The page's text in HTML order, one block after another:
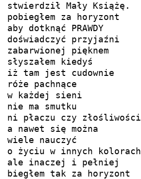
stwierdził Mały Książę.
pobiegłem za horyzont
aby dotknąć PRAWDY
doświadczyć przyjaźni
zabarwionej pięknem
słyszałem kiedyś
iż tam jest cudownie
róże pachnące
w każdej sieni
nie ma smutku
ni płaczu czy złośliwości
a nawet się można
wiele nauczyć
o życiu w innych kolorach
ale inaczej i pełniej
biegłem tak za horyzont